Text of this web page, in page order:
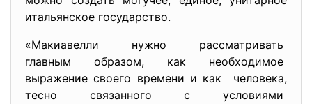
итальянское государство.
«Макиавелли нужно рассматривать
главным образом, как необходимое
выражение своего времени и как человека,
тесно связанного с условиями